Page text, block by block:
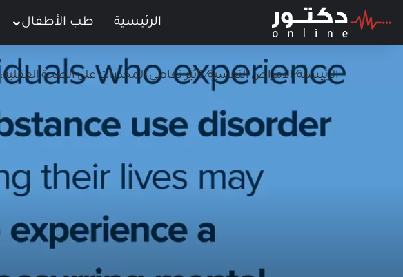
الرئيسية طب الأطفال
الرئيسية/الأمراض النفسية/تأثير تعاطي المخدرات على الصحة العقلية: 7 تأثيرات